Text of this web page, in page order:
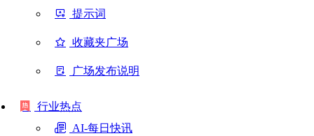
提示词
收藏夹广场
广场发布说明
行业热点
AI-每日快讯